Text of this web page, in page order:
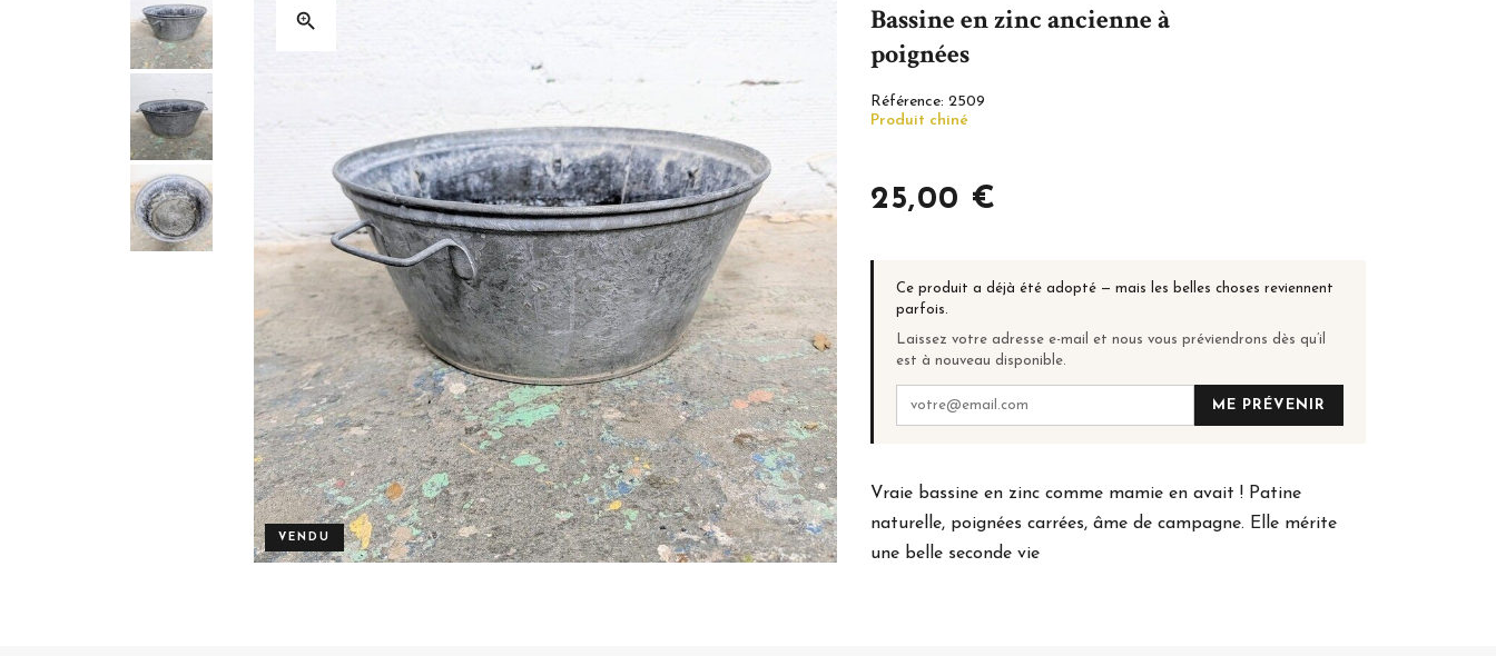
VENDU
zoom_in
Bassine en zinc ancienne à
poignées
Référence: 2509
Produit chiné
25,00 €
Ce produit a déjà été adopté — mais les belles choses reviennent
parfois.
Laissez votre adresse e-mail et nous vous préviendrons dès qu’il
est à nouveau disponible.
ME PRÉVENIR
Vraie bassine en zinc comme mamie en avait ! Patine
naturelle, poignées carrées, âme de campagne. Elle mérite
une belle seconde vie